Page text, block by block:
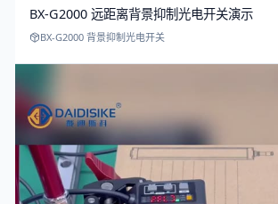
BX-G2000 远距离背景抑制光电开关演示
BX-G2000 背景抑制光电开关